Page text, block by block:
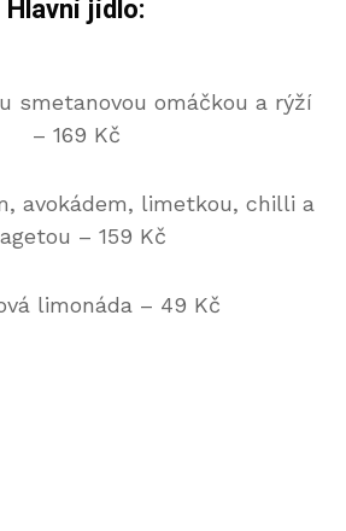
Hlavní jídlo:
smetanovou omáčkou a rýží
– 169 Kč
avokádem, limetkou, chilli a
– 159 Kč
limonáda – 49 Kč